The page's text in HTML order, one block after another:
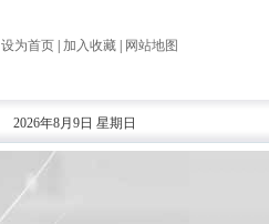
设为首页 加入收藏 网站地图
2026年8月9日 星期日